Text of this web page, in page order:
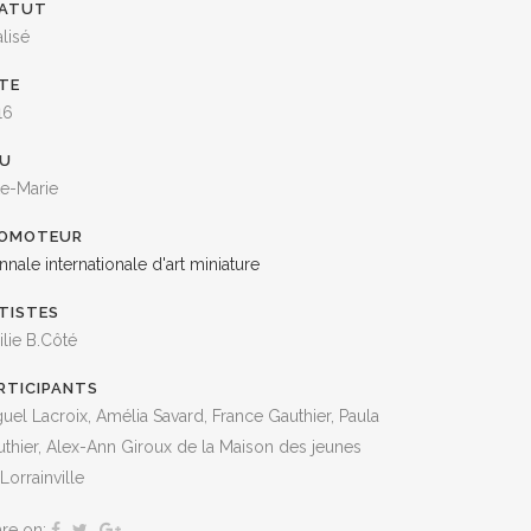
Marie
internationale d'art miniature
B.Côté
Lacroix, Amélia Savard, France Gauthier, Paula
Alex-Ann Giroux de la Maison des jeunes
des